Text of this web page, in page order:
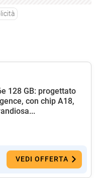
128 GB: progettato
con chip A18,
VEDI OFFERTA